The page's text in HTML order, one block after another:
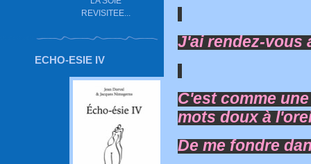
REVISITEE...
ECHO-ESIE IV
J'ai rendez-vous
C'est comme
mots doux à
De me fondre